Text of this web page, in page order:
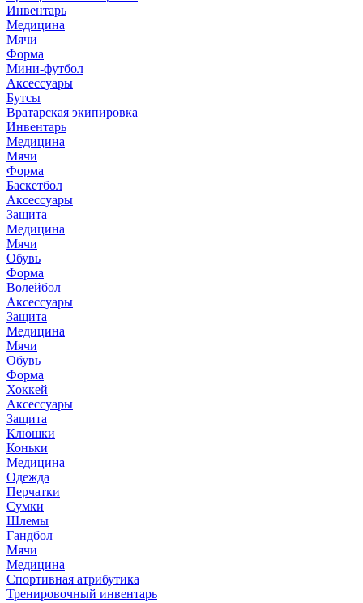
Инвентарь
Медицина
Мячи
Форма
Мини-футбол
Аксессуары
Бутсы
Вратарская экипировка
Инвентарь
Медицина
Мячи
Форма
Баскетбол
Аксессуары
Защита
Медицина
Мячи
Обувь
Форма
Волейбол
Аксессуары
Защита
Медицина
Мячи
Обувь
Форма
Хоккей
Аксессуары
Защита
Клюшки
Коньки
Медицина
Одежда
Перчатки
Сумки
Шлемы
Гандбол
Мячи
Медицина
Спортивная атрибутика
Тренировочный инвентарь